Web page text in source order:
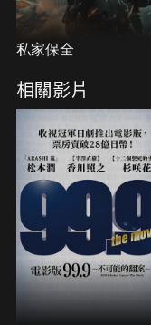
私家保全
相關影片